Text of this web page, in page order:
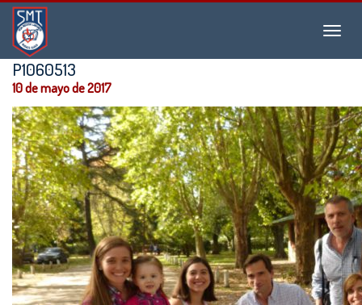
Menu
Instituto
San
Martín
de
Tours
P1060513
10 de mayo de 2017